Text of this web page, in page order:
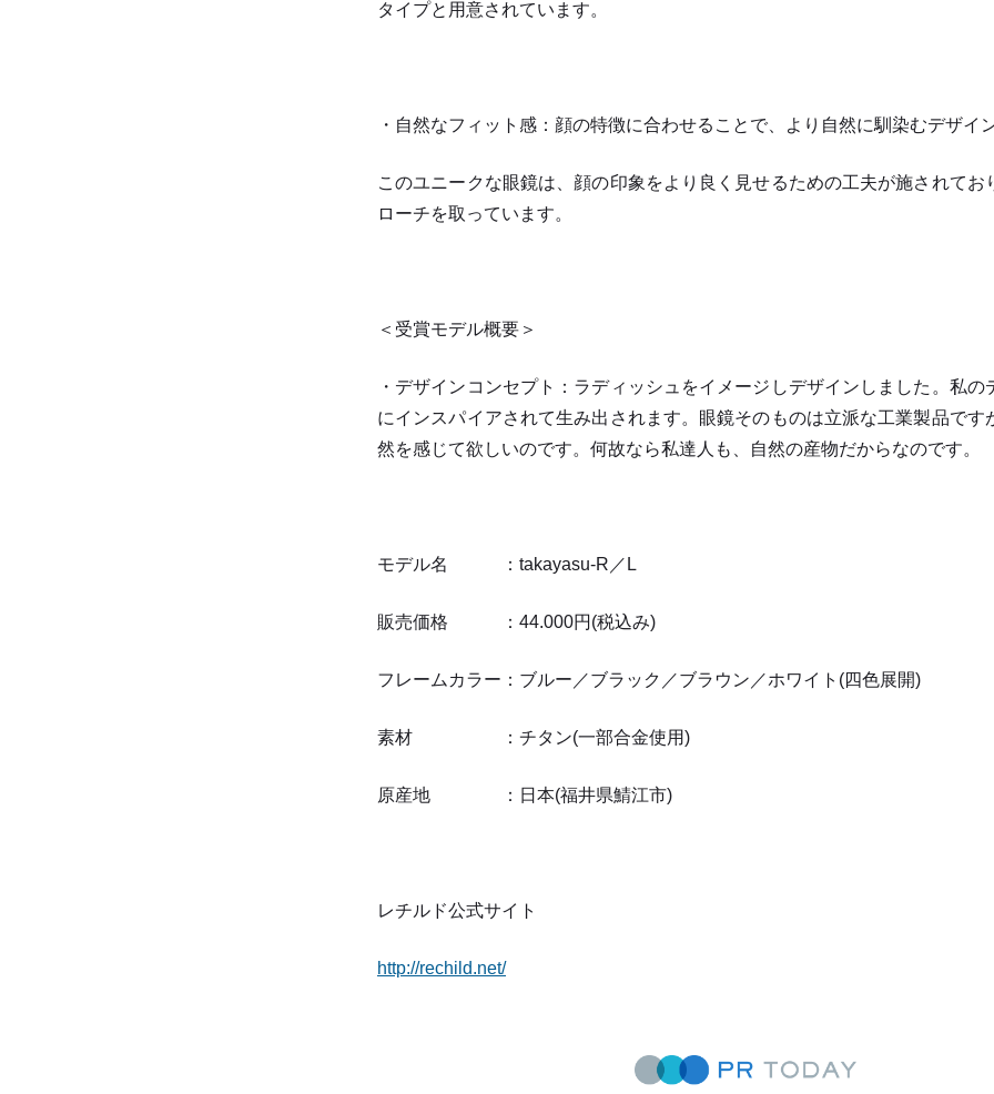
タイプと用意されています。
・自然なフィット感：顔の特徴に合わせることで、より自然に馴染むデザイ
このユニークな眼鏡は、顔の印象をより良く見せるための工夫が施されて
ローチを取っています。
＜受賞モデル概要＞
・デザインコンセプト：ラディッシュをイメージしデザインしました。私
にインスパイアされて生み出されます。眼鏡そのものは立派な工業製品で
然を感じて欲しいのです。何故なら私達人も、自然の産物だからなのです。
モデル名 ：takayasu-R／L
販売価格 ：44.000円(税込み)
フレームカラー：ブルー／ブラック／ブラウン／ホワイト(四色展開)
素材 ：チタン(一部合金使用)
原産地 ：日本(福井県鯖江市)
レチルド公式サイト
http://rechild.net/